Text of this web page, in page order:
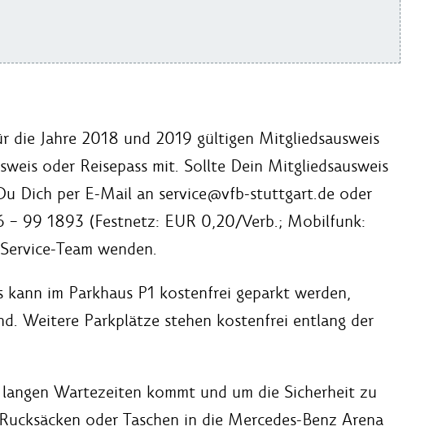
die Jahre 2018 und 2019 gültigen Mitgliedsausweis
oder Reisepass mit. Sollte Dein Mitgliedsausweis
Dich per E-Mail an service@vfb-stuttgart.de oder
99 1893 (Festnetz: EUR 0,20/Verb.; Mobilfunk:
Team wenden.
kann im Parkhaus P1 kostenfrei geparkt werden,
Weitere Parkplätze stehen kostenfrei entlang der
Wartezeiten kommt und um die Sicherheit zu
oder Taschen in die Mercedes-Benz Arena